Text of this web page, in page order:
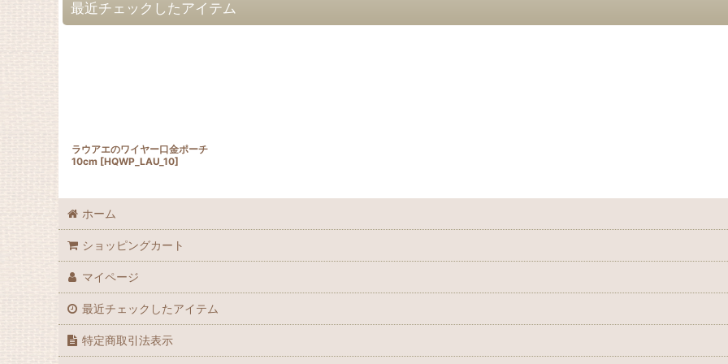
最近チェックしたアイテム
ラウアエのワイヤー口金ポーチ
10cm [HQWP_LAU_10]
ホーム
ショッピングカート
マイページ
最近チェックしたアイテム
特定商取引法表示